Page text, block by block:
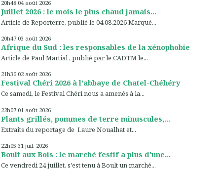
20h48 04 août 2026
Juillet 2026 : le mois le plus chaud jamais...
Article de Reporterre, publié le 04.08.2026 Marqué...
20h47 03 août 2026
Afrique du Sud : les responsables de la xénophobie
Article de Paul Martial , publié par le CADTM le...
21h36 02 août 2026
Festival Chéri 2026 à l'abbaye de Chatel-Chéhéry
Ce samedi, le Festival Chéri nous a amenés à la...
22h07 01 août 2026
Plants grillés, pommes de terre minuscules,...
Extraits du reportage de Laure Noualhat et...
22h05 31 juil. 2026
Boult aux Bois : le marché festif a plus d'une...
Ce vendredi 24 juillet, s'est tenu à Boult un marché...